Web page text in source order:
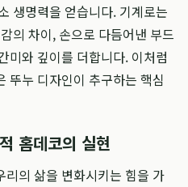
생명력을 얻습니다. 기계로는
의 차이, 손으로 다듬어낸 부드
미와 깊이를 더합니다. 이처럼
뚜누 디자인이 추구하는 핵심
홈데코의 실현
리의 삶을 변화시키는 힘을 가